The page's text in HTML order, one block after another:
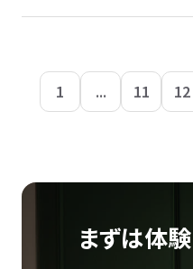
1 ... 11 12
まずは体験